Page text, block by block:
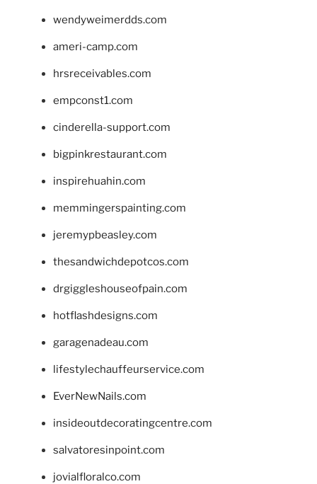
wendyweimerdds.com
ameri-camp.com
hrsreceivables.com
empconst1.com
cinderella-support.com
bigpinkrestaurant.com
inspirehuahin.com
memmingerspainting.com
jeremypbeasley.com
thesandwichdepotcos.com
drgiggleshouseofpain.com
hotflashdesigns.com
garagenadeau.com
lifestylechauffeurservice.com
EverNewNails.com
insideoutdecoratingcentre.com
salvatoresinpoint.com
jovialfloralco.com